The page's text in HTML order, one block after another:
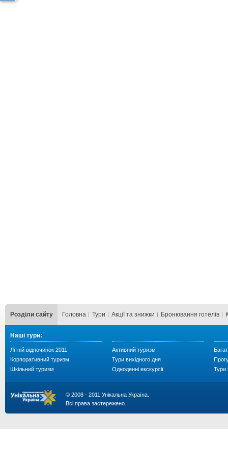
Розділи сайту Головна Тури Акції та знижки Бронювання готелів
Наші тури:
Літній відпочинок 2011
Корпоративний туризм
Шкільний туризм
Активний туризм
Тури вихідного дня
Одноденні екскурсії
Тури
© 2008 - 2011 Унікальна Україна.
Всі права застережено.